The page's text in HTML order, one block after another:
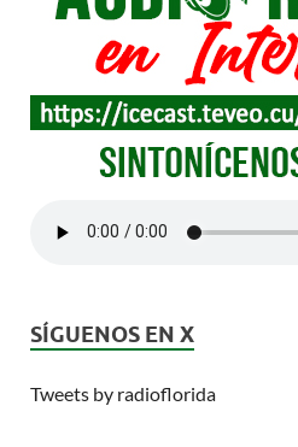
SÍGUENOS EN X
Tweets by radioflorida